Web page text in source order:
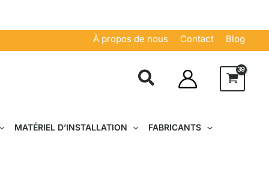
À propos de nous Contact Blog
MATÉRIEL D’INSTALLATION FABRICANTS